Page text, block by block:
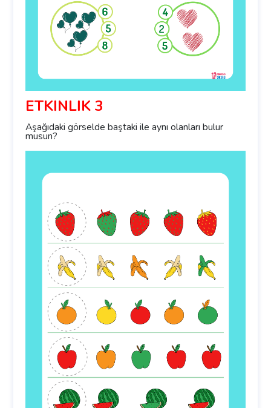
ETKİNLİK 3
Aşağıdaki görselde baştaki ile aynı olanları bulur
musun?